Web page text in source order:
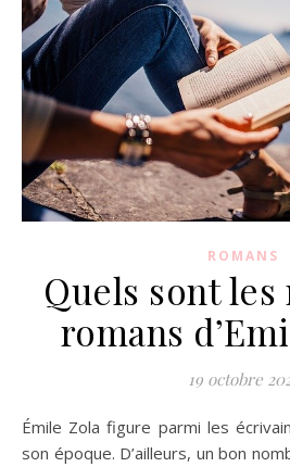
ROMANS
Quels sont
romans
19 octobre
Émile Zola figure parmi les écrivains les plus célèbres de
son époque. D’ailleurs, un bon